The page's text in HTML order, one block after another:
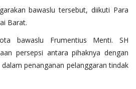
bawaslu tersebut, diikuti Para
Barat.
bawaslu Frumentius Menti. SH
persepsi antara pihaknya dengan
penanganan pelanggaran tindak